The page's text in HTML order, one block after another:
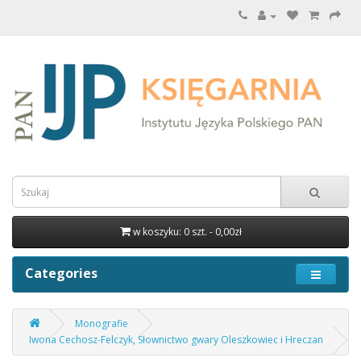
w koszyku: 0 szt. - 0,00zł
Categories
Monografie
Iwona Cechosz-Felczyk, Słownictwo gwary Oleszkowiec i Hreczan